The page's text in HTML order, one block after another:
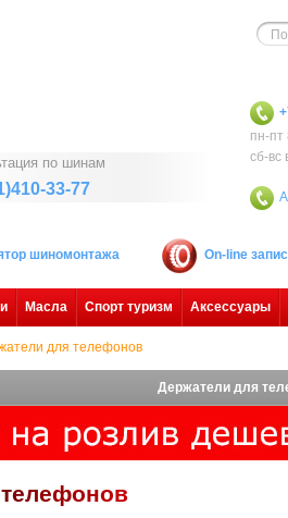
по шинам
33-77
пн-пт
сб-вс
шиномонтажа On-line
Масла Спорт туризм Аксессуары
для телефонов
Держатели для
телефонов